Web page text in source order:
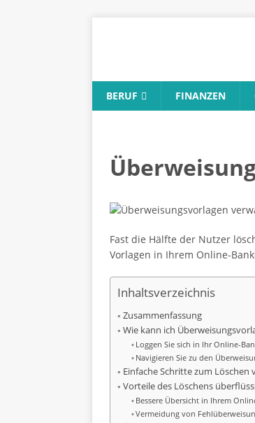
BERUF FINANZEN
Fast die Hälfte der Nutzer
Vorlagen in Ihrem Online-
Inhaltsverzeichnis
Zusammenfassung
Wie kann ich
Loggen Sie sich in Ihr Online-
Navigieren Sie zu den
Einfache Schritte zum Löschen
Vorteile des Löschens
Bessere Übersicht in Ihrem
Vermeidung von